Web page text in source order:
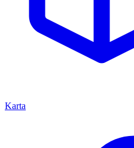
Karta